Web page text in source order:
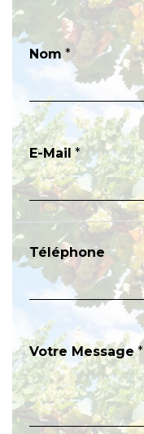
Nom*
E-Mail *
Téléphone
Votre Message*